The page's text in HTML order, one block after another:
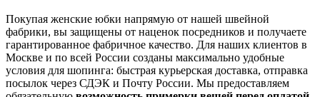
Покупая женские юбки напрямую от нашей швейной
фабрики, вы защищены от наценок посредников и получаете
гарантированное фабричное качество. Для наших клиентов в
Москве и по всей России созданы максимально удобные
условия для шопинга: быстрая курьерская доставка, отправка
посылок через СДЭК и Почту России. Мы предоставляем